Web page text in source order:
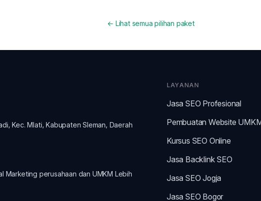
← Lihat semua pilihan paket
Kec. Mlati, Kabupaten Sleman, Daerah
Marketing perusahaan dan UMKM Lebih
LAYANAN
Jasa SEO Profesional
Pembuatan Website
Kursus SEO Online
Jasa Backlink SEO
Jasa SEO Jogja
Jasa SEO Bogor